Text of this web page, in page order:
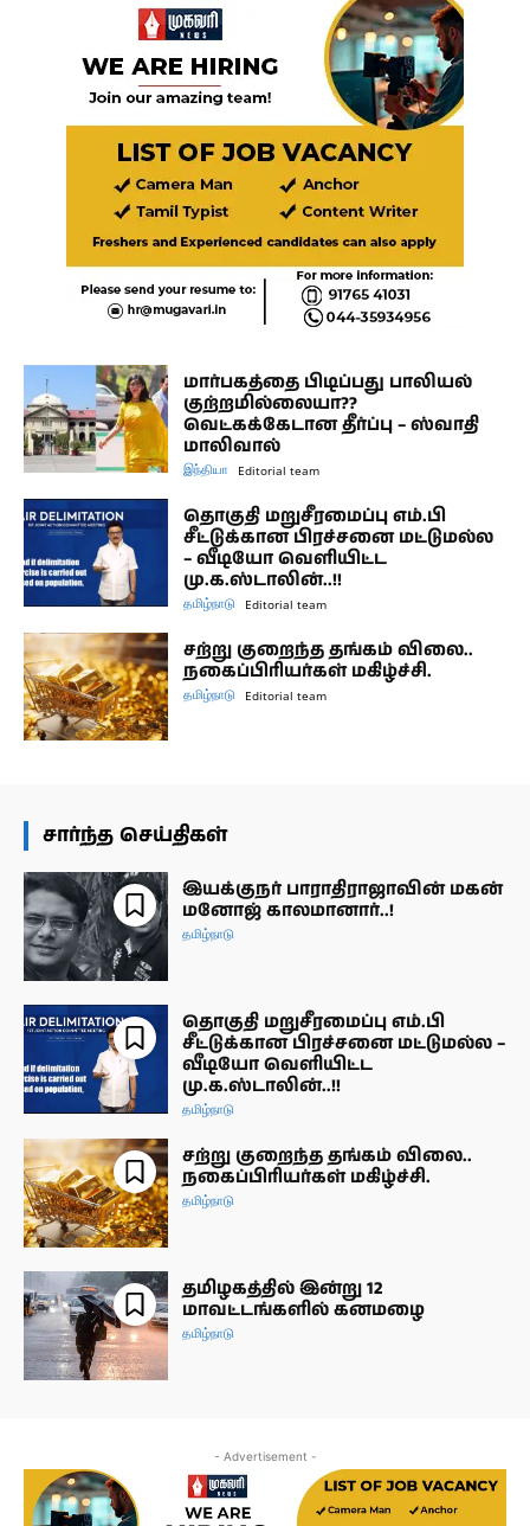
மார்பகத்தை பிடிப்பது பாலியல்
குற்றமில்லையா??
வெட்கக்கேடான தீர்ப்பு – ஸ்வாதி
மாலிவால்
இந்தியா Editorial team
தொகுதி மறுசீரமைப்பு எம்.பி
சீட்டுக்கான பிரச்சனை மட்டுமல்ல
– வீடியோ வெளியிட்ட
மு.க.ஸ்டாலின்..!!
தமிழ்நாடு Editorial team
சற்று குறைந்த தங்கம் விலை..
நகைப்பிரியர்கள் மகிழ்ச்சி.
தமிழ்நாடு Editorial team
சார்ந்த செய்திகள்
இயக்குநர் பாராதிராஜாவின் மகன்
மனோஜ் காலமானார்..!
தமிழ்நாடு
தொகுதி மறுசீரமைப்பு எம்.பி
சீட்டுக்கான பிரச்சனை மட்டுமல்ல –
வீடியோ வெளியிட்ட
மு.க.ஸ்டாலின்..!!
தமிழ்நாடு
சற்று குறைந்த தங்கம் விலை..
நகைப்பிரியர்கள் மகிழ்ச்சி.
தமிழ்நாடு
தமிழகத்தில் இன்று 12
மாவட்டங்களில் கனமழை
தமிழ்நாடு
- Advertisement -